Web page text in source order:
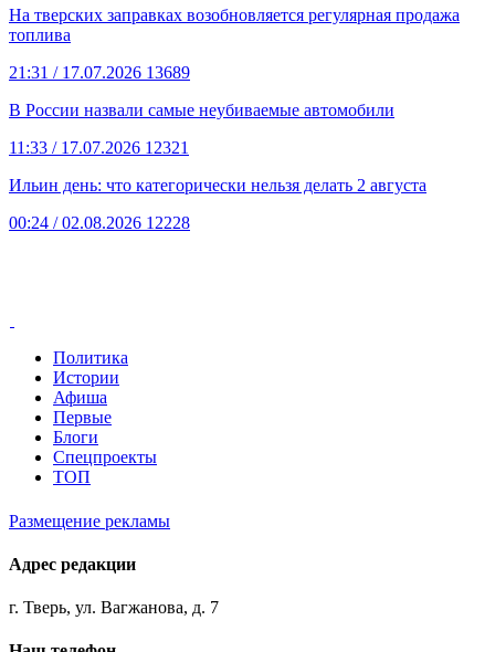
На тверских заправках возобновляется регулярная продажа
топлива
21:31 / 17.07.2026 13689
В России назвали самые неубиваемые автомобили
11:33 / 17.07.2026 12321
Ильин день: что категорически нельзя делать 2 августа
00:24 / 02.08.2026 12228
Политика
Истории
Афиша
Первые
Блоги
Спецпроекты
ТОП
Размещение рекламы
Адрес редакции
г. Тверь, ул. Вагжанова, д. 7